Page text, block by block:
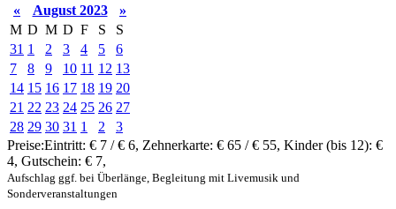
«
August 2023
»
M D M D F S
S
31 1 2 3 4 5
6
7
8 9 10 11 12 13
14 15 16 17 18 19 20
21 22 23 24 25 26 27
28 29 30 31 1 2
3
Preise:Eintritt: € 7 / € 6, Zehnerkarte: € 65 / € 55, Kinder (bis 12): €
4, Gutschein: € 7,
Aufschlag ggf. bei Überlänge, Begleitung mit Livemusik und
Sonderveranstaltungen